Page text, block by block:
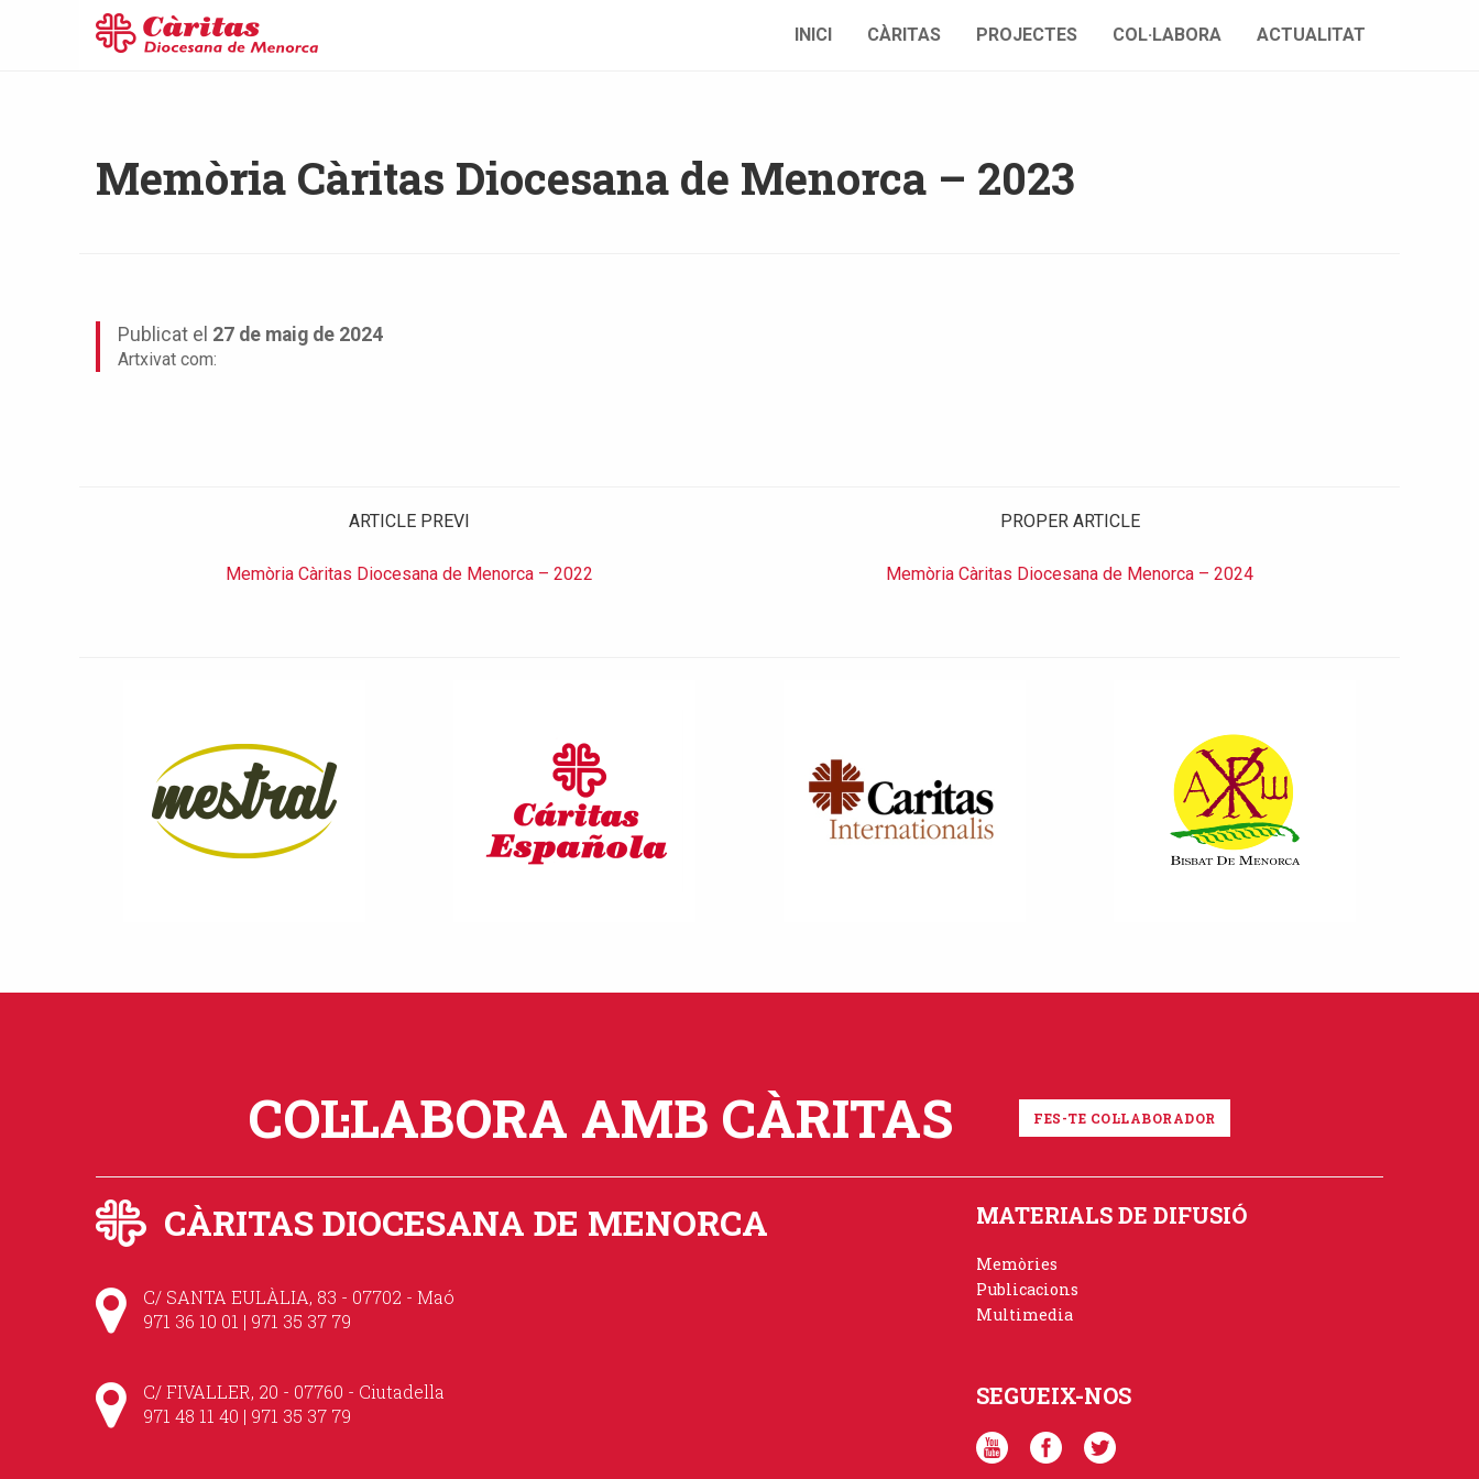
INICI CÀRITAS PROJECTES COL·LABORA ACTUALITAT
Memòria Càritas Diocesana de Menorca – 2023
Publicat el 27 de maig de 2024
Artxivat com:
ARTICLE PREVI
Memòria Càritas Diocesana de Menorca – 2022
PROPER ARTICLE
Memòria Càritas Diocesana de Menorca – 2024
COL·LABORA AMB CÀRITAS FES-TE COL·LABORADOR
CÀRITAS DIOCESANA DE MENORCA
C/ SANTA EULÀLIA, 83 - 07702 - Maó
971 36 10 01 | 971 35 37 79
C/ FIVALLER, 20 - 07760 - Ciutadella
971 48 11 40 | 971 35 37 79
MATERIALS DE DIFUSIÓ
Memòries
Publicacions
Multimedia
SEGUEIX-NOS